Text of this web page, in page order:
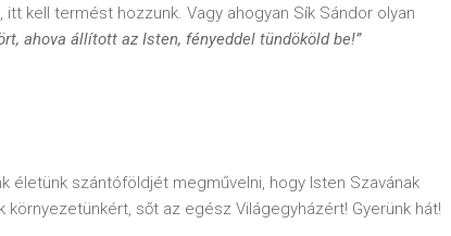
kell termést hozzunk. Vagy ahogyan Sík Sándor olyan
ahova állított az Isten, fényeddel tündököld be!”
életünk szántóföldjét megművelni, hogy Isten Szavának
sőt az egész Világegyházért! Gyerünk hát!